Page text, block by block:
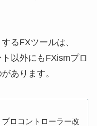
るFXツールは、
以外にもFXismプロ
あります。
ロコントローラー改